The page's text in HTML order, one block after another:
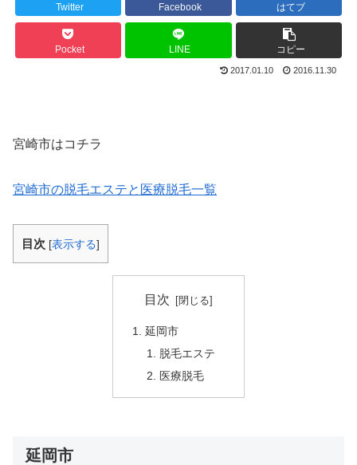
Twitter Facebook はてブ
Pocket LINE コピー
2017.01.10 2016.11.30
宮崎市はコチラ
宮崎市の脱毛エステと医療脱毛一覧
目次 [表示する]
目次
延岡市
脱毛エステ
医療脱毛
延岡市